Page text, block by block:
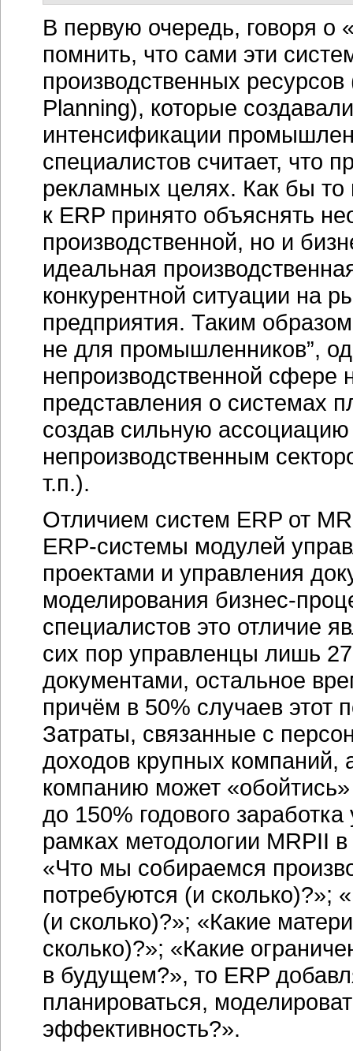
В первую очередь, говоря
помнить, что сами эти
производственных
Planning), которые
интенсификации
специалистов считает, что
рекламных целях. Как бы
к ERP принято объяснять
производственной, но и
идеальная
конкурентной ситуации на
предприятия. Таким
не для промышленников”,
непроизводственной сфере
представления о системах
создав сильную
непроизводственным
т.п.).
Отличием систем ERP от
ERP-системы модулей
проектами и управления
моделирования бизнес-
специалистов это отличие
сих пор управленцы лишь
документами, остальное
причём в 50% случаев этот
Затраты, связанные с
доходов крупных компаний,
компанию может
до 150% годового
рамках методологии MRPII
«Что мы собираемся
потребуются (и сколько)?»;
(и сколько)?»; «Какие
сколько)?»; «Какие
в будущем?», то ERP
планироваться,
эффективность?».